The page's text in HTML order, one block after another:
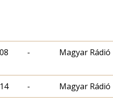
- Magyar Rádió
- Magyar Rádió